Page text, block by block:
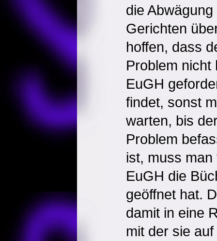
die
Gerichten
hoffen, dass
Problem nicht
EuGH
findet, sonst
warten, bis
Problem
ist, muss
EuGH die
geöffnet hat.
damit in eine
mit der sie